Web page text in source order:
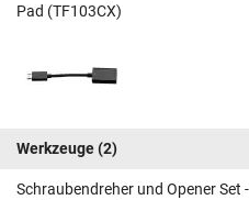
Pad (TF103CX)
Werkzeuge(2)
Schraubendreher und Opener